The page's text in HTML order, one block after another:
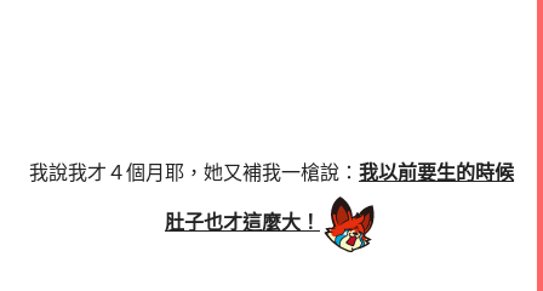
我說我才４個月耶，她又補我一槍說： 我以前要生的時候
肚子也才這麼大！